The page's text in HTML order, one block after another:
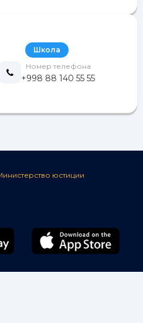
Школа
Номер телефона
+998 88 140 55 55
юстиции